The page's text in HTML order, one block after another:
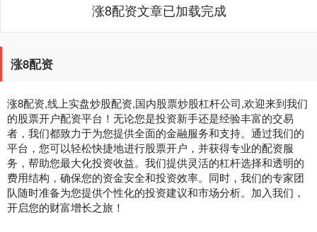
涨8配资文章已加载完成
涨8配资
涨8配资,线上实盘炒股配资,国内股票炒股杠杆公司,欢迎来到我们
的股票开户配资平台！无论您是投资新手还是经验丰富的交易
者，我们都致力于为您提供全面的金融服务和支持。通过我们的
平台，您可以轻松快捷地进行股票开户，并获得专业的配资服
务，帮助您最大化投资收益。我们提供灵活的杠杆选择和透明的
费用结构，确保您的资金安全和投资效率。同时，我们的专家团
队随时准备为您提供个性化的投资建议和市场分析。加入我们，
开启您的财富增长之旅！